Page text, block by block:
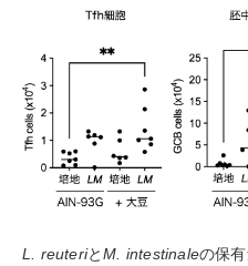
L. reuteriとM. intestinaleの保